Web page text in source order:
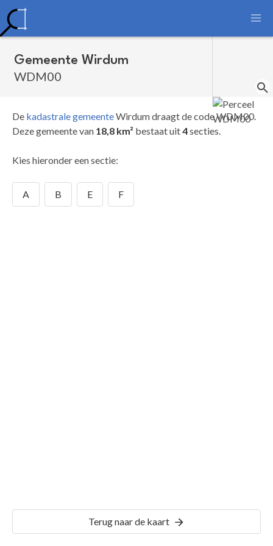
Gemeente Wirdum
WDM00
De kadastrale gemeenteWirdum draagt de code WDM00.
Deze gemeente van 18,8 km² bestaat uit4secties.
Kies hieronder een sectie:
A B E F
Terug naar de kaart
WDM00